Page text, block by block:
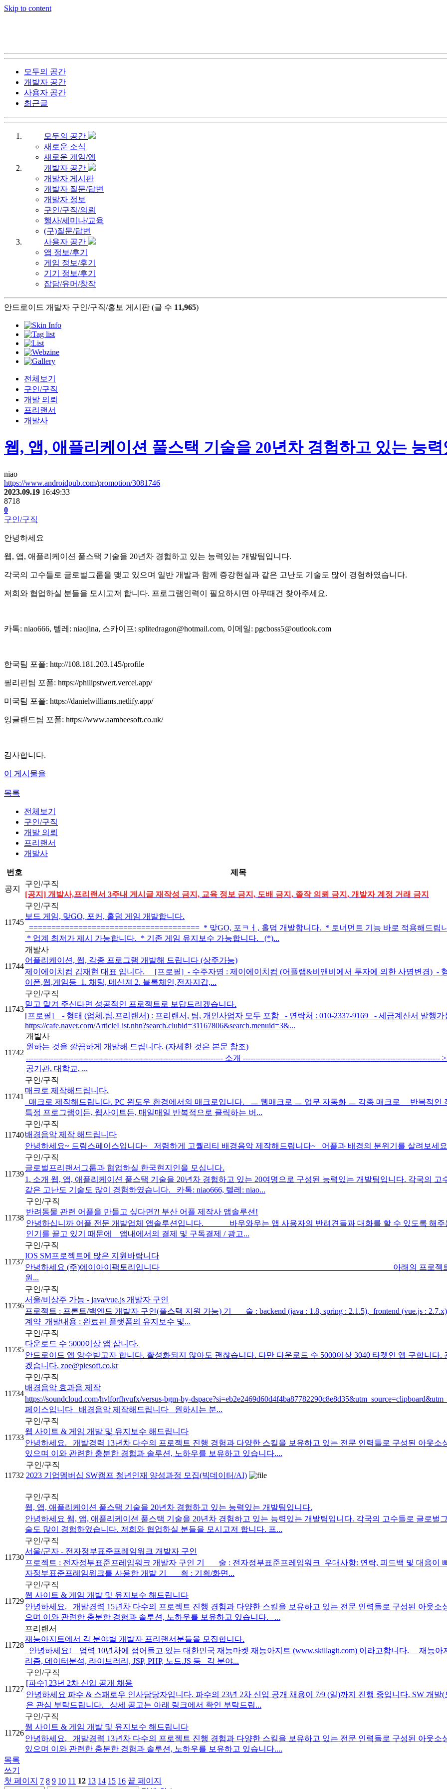
Skip to content
모두의 공간
개발자 공간
사용자 공간
최근글
모두의 공간
새로운 소식
새로운 게임/앱
개발자 공간
개발자 게시판
개발자 질문/답변
개발자 정보
구인/구직/의뢰
행사/세미나/교육
(구)질문/답변
사용자 공간
앱 정보/후기
게임 정보/후기
기기 정보/후기
잡담/유머/창작
안드로이드 개발자 구인/구직/홍보 게시판 (글 수 11,965)
전체보기
구인/구직
개발 의뢰
프리랜서
개발사
웹, 앱, 애플리케이션 풀스택 기술을 20년차 경험하고 있는 능
niao
https://www.androidpub.com/promotion/3081746
2023.09.19 16:49:33
8718
0
구인/구직
안녕하세요
웹, 앱, 애플리케이션 풀스택 기술을 20년차 경험하고 있는 능력있는 개발팀입니다.
각국의 고수들로 글로벌그룹을 맺고 있으며 일반 개발과 함께 증강현실과 같은 고난도 기술도 많이 경험하였습니다.
저희와 협업하실 분들을 모시고저 합니다. 프로그램인력이 필요하시면 아무때건 찾아주세요.
카톡: niao666, 텔레: niaojina, 스카이프: splitedragon@hotmail.com, 이메일: pgcboss5@outlook.com
한국팀 포폴: http://108.181.203.145/profile
필리핀팀 포폴: https://philipstwert.vercel.app/
미국팀 포폴: https://danielwilliams.netlify.app/
잉글랜드팀 포폴: https://www.aambeesoft.co.uk/
감사합니다.
이 게시물을
목록
전체보기
구인/구직
개발 의뢰
프리랜서
개발사
번호 제목
공지
구인/구직
[공지] 개발사,프리랜서 3주내 게시글 재작성 금지, 교육 정보 금지, 도배 금지, 졸작 의뢰 금지, 개발자 계정 거래 금지
11745
구인/구직
보드 게임, 맞GO, 포커, 홀덤 게임 개발합니다.
====================================== * 맞GO, 포ㅋㅓ, 홀덤 개발합니다. * 토너먼트 기능 바로 적용해드
* 업계 최저가 제시 가능합니다. * 기존 게임 유지보수 가능합니다. (*)...
11744
개발사
어플리케이션, 웹, 각종 프로그램 개발해 드립니다 (상주가능)
제이에이치컴 김재현 대표 입니다. [프로필] ​ - 수주자명 : 제이에이치컴 (어플랩&비앤비에서 투자에 의한 사명변경) ​ -
이폰,웹,게임등 ​ 1. 채팅, 메신져 2. 블록체인,전자지갑,...
11743
구인/구직
믿고 맡겨 주신다면 성공적인 프로젝트로 보답드리겠습니다.
[프로필] - 형태 (업체,팀,프리랜서) : 프리랜서, 팀, 개인사업자 모두 포함 - 연락처 : 010-2337-9169 - 세금계산서 발행
https://cafe.naver.com/ArticleList.nhn?search.clubid=31167806&search.menuid=3&...
11742
개발사
원하는 것을 깔끔하게 개발해 드립니다. (자세한 것은 본문 참조)
------------------------------------------------------------------------------- 소개
공기관, 대학교, ...
11741
구인/구직
매크로 제작해드립니다.
매크로 제작해드립니다. PC 윈도우 환경에서의 매크로입니다. ㅡ 웹매크로 ㅡ 업무 자동화 ㅡ 각종 매크로 반복적
특정 프로그램이든, 웹사이트든, 매일매일 반복적으로 클릭하는 버...
11740
구인/구직
배경음악 제작 해드립니다
안녕하세요~ 드림스페이스입니다~ 저렴하게 고퀄리티 배경음악 제작해드립니다~ 어플과 배경의 분위기를 살려보세
11739
구인/구직
글로벌프리랜서그룹과 협업하실 한국현지인을 모십니다.
1. 소개 웹, 앱, 애플리케이션 풀스택 기술을 20년차 경험하고 있는 20여명으로 구성된 능력있는 개발팀입니다. 각국의
같은 고난도 기술도 많이 경험하였습니다. 카톡: niao666, 텔레: niao...
11738
구인/구직
반려동물 관련 어플을 만들고 싶다면?! 부산 어플 제작사 앱솔루션!
안녕하십니까 어플 전문 개발업체 앱솔루션입니다. 바우와우는 앱 사용자의 반려견들과 대화를 할 수 있도록 해주
인기를 끌고 있기 때문에 앱내에서의 결제 및 구독결제 / 광고...
11737
구인/구직
IOS SM프로젝트에 많은 지원바랍니다
안녕하세요 (주)에이아이팩토리입니다 아래의 프로젝트에 개
원...
11736
구인/구직
서울/비상주 가능 - java/vue.js 개발자 구인
프로젝트 : 프론트/백엔드 개발자 구인(풀스택 지원 가능) 기 술 : backend (java : 1.8, spring : 2.1.5), frontend (vue.js :
계약 개발내용 : 완료된 플랫폼의 유지보수 및...
11735
구인/구직
다운로드 수 5000이상 앱 삽니다.
안드로이드 앱 양수받고자 합니다. 활성화되지 않아도 괜찮습니다. 다만 다운로드 수 5000이상 3040 타켓인 앱 구합니
겠습니다. zoe@piesoft.co.kr
11734
구인/구직
배경음악 효과음 제작
https://soundcloud.com/hvlforfhvufx/versus-bgm-by-
페이스입니다 배경음악 제작해드립니다 원하시는 분...
11733
구인/구직
웹 사이트 & 게임 개발 및 유지보수 해드립니다
안녕하세요. 개발경력 13년차 다수의 프로젝트 진행 경험과 다양한 스킬을 보유하고 있는 전문 인력들로 구성된 아웃
있으며 이와 관련한 충분한 경험과 솔루션, 노하우를 보유하고 있습니다....
11732
구인/구직
2023 기업멤버십 SW캠프 청년인재 양성과정 모집(빅데이터/AI)
구인/구직
웹, 앱, 애플리케이션 풀스택 기술을 20년차 경험하고 있는 능력있는 개발팀입니다.
안녕하세요 웹, 앱, 애플리케이션 풀스택 기술을 20년차 경험하고 있는 능력있는 개발팀입니다. 각국의 고수들로 글로벌
술도 많이 경험하였습니다. 저희와 협업하실 분들을 모시고저 합니다. 프...
11730
구인/구직
서울/군자 - 전자정부표준프레임워크 개발자 구인
프로젝트 : 전자정부표준프레임워크 개발자 구인 기 술 : 전자정부표준프레임워크 우대사항: 연락, 피드백 및 대응
자정부표준프레임워크를 사용한 개발 기 획 : 기획/화면...
11729
구인/구직
웹 사이트 & 게임 개발 및 유지보수 해드립니다
안녕하세요. 개발경력 15년차 다수의 프로젝트 진행 경험과 다양한 스킬을 보유하고 있는 전문 인력들로 구성된 아웃
으며 이와 관련한 충분한 경험과 솔루션, 노하우를 보유하고 있습니다. ...
11728
프리랜서
재능아지트에서 각 분야별 개발자 프리랜서분들을 모집합니다.
안녕하세요! 업력 10년차에 접어들고 있는 대한민국 재능마켓 재능아지트 (www.skillagit.com) 이라고합니다. 재능아
리즘, 데이터분석, 라이브러리, JSP, PHP, 노드.JS 등 각 분야...
11727
구인/구직
[파수] 23년 2차 신입 공개 채용
안녕하세요 파수 & 스패로우 인사담당자입니다. 파수의 23년 2차 신입 공개 채용이 7/9 (일)까지 진행 중입니다. SW 개
은 관심 부탁드립니다. 상세 공고는 아래 링크에서 확인 부탁드립...
11726
구인/구직
웹 사이트 & 게임 개발 및 유지보수 해드립니다
안녕하세요. 개발경력 13년차 다수의 프로젝트 진행 경험과 다양한 스킬을 보유하고 있는 전문 인력들로 구성된 아웃
있으며 이와 관련한 충분한 경험과 솔루션, 노하우를 보유하고 있습니다....
목록
쓰기
첫 페이지
7 8 9 10 11 12 13 14 15 16 끝 페이지